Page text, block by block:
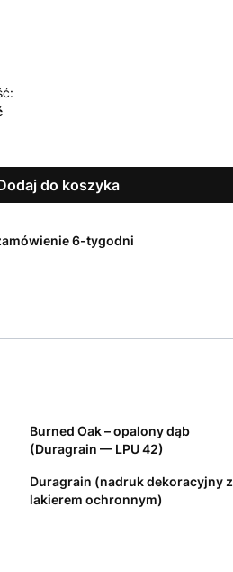
do koszyka
6-tygodni
Burned Oak – opalony dąb
(Duragrain — LPU 42)
Duragrain (nadruk dekoracyjny z
lakierem ochronnym)